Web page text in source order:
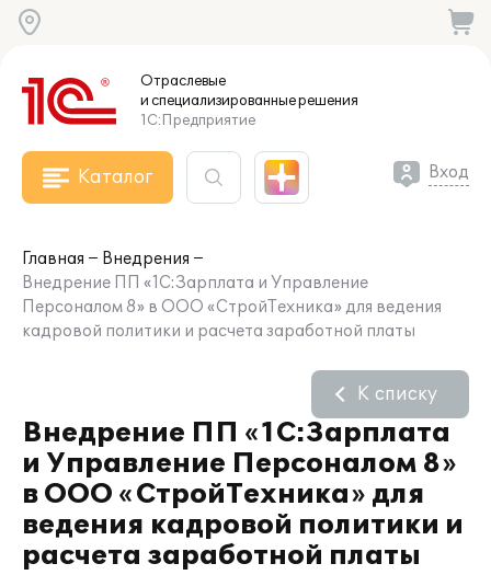
Отраслевые
и специализированныерешения
1С:Предприятие
Каталог Вход
Главная
Внедрения
Внедрение ПП «1С:Зарплата и Управление
Персоналом 8» в ООО «СтройТехника» для ведения
кадровой политики и расчета заработной платы
Внедрение ПП «1С:Зарплата
и Управление Персоналом 8»
в ООО «СтройТехника» для
ведения кадровой политики и
расчета заработной платы
К списку